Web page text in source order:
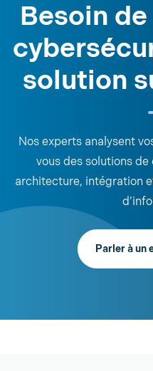
Besoin
solution
Nos experts analysent
vous des solutions
architecture, intégration
Parler à un